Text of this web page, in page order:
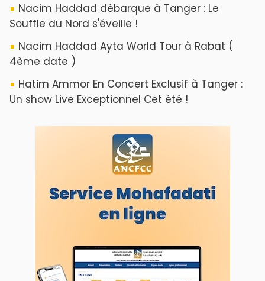
Nacim Haddad débarque à Tanger : Le
Souffle du Nord s'éveille !
Nacim Haddad Ayta World Tour à Rabat (
4ème date )
Hatim Ammor En Concert Exclusif à Tanger :
Un show Live Exceptionnel Cet été !